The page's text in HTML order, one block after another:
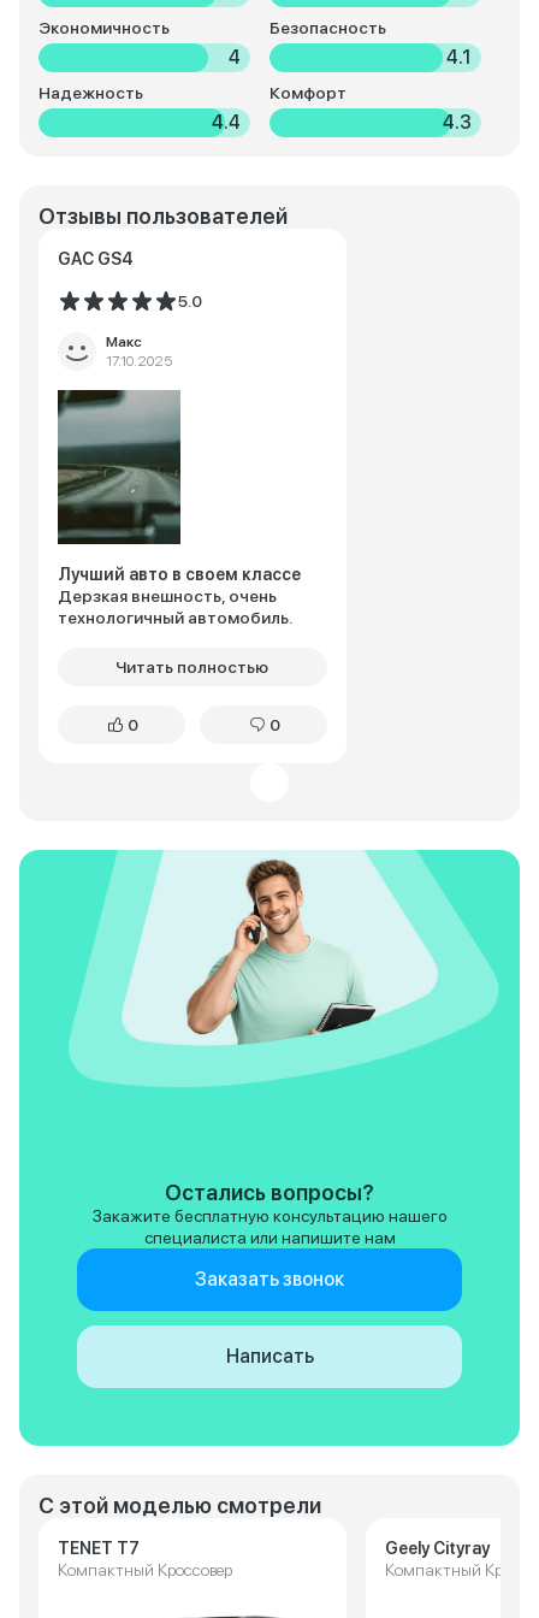
Экономичность
4
Безопасность
4.1
Надежность
4.4
Комфорт
4.3
Отзывы пользователей
GAC GS4
5.0
Макс
17.10.2025
Лучший авто в своем классе
Дерзкая внешность, очень
технологичный автомобиль.
Читать полностью
0 0
С этой моделью смотрели
TENET T7
Компактный Кроссовер
Geely Cityray
Компактный
Остались вопросы?
Закажите бесплатную консультацию нашего
специалиста или напишите нам
Заказать звонок
Написать